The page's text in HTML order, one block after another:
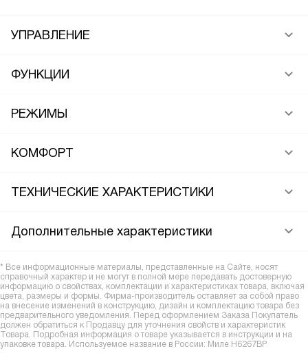
УПРАВЛЕНИЕ
ФУНКЦИИ
РЕЖИМЫ
КОМФОРТ
ТЕХНИЧЕСКИЕ ХАРАКТЕРИСТИКИ
Дополнительные характеристики
* Все информационные материалы, представленные на Сайте, носят
справочный характер и не могут в полной мере передавать достоверную
информацию о свойствах, комплектации и характеристиках товара, включая
цвета, размеры и формы. Фирма-производитель оставляет за собой право
на внесение изменений в конструкцию, дизайн и комплектацию товара без
предварительного уведомления. Перед оформлением Заказа Покупатель
должен обратиться к Продавцу для уточнения свойств и характеристик
Товара. Подробная информация о товаре указывается в инструкции и на
упаковке товара. Используемое название в России: Миле H6267BP